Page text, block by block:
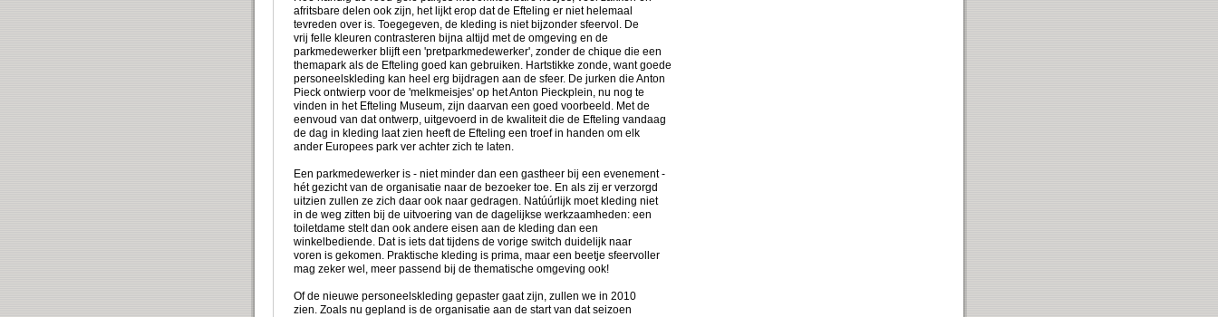
afritsbare delen ook zijn, het lijkt erop dat de Efteling er niet helemaal
tevreden over is. Toegegeven, de kleding is niet bijzonder sfeervol. De
vrij felle kleuren contrasteren bijna altijd met de omgeving en de
parkmedewerker blijft een 'pretparkmedewerker', zonder de chique die een
themapark als de Efteling goed kan gebruiken. Hartstikke zonde, want goede
personeelskleding kan heel erg bijdragen aan de sfeer. De jurken die Anton
Pieck ontwierp voor de 'melkmeisjes' op het Anton Pieckplein, nu nog te
vinden in het Efteling Museum, zijn daarvan een goed voorbeeld. Met de
eenvoud van dat ontwerp, uitgevoerd in de kwaliteit die de Efteling vandaag
de dag in kleding laat zien heeft de Efteling een troef in handen om elk
ander Europees park ver achter zich te laten.
Een parkmedewerker is - niet minder dan een gastheer bij een evenement -
hét gezicht van de organisatie naar de bezoeker toe. En als zij er verzorgd
uitzien zullen ze zich daar ook naar gedragen. Natúúrlijk moet kleding niet
in de weg zitten bij de uitvoering van de dagelijkse werkzaamheden: een
toiletdame stelt dan ook andere eisen aan de kleding dan een
winkelbediende. Dat is iets dat tijdens de vorige switch duidelijk naar
voren is gekomen. Praktische kleding is prima, maar een beetje sfeervoller
mag zeker wel, meer passend bij de thematische omgeving ook!
Of de nieuwe personeelskleding gepaster gaat zijn, zullen we in 2010
zien. Zoals nu gepland is de organisatie aan de start van dat seizoen